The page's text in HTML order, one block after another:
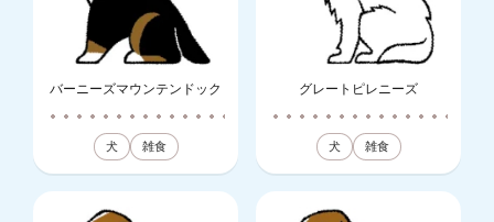
バーニーズマウンテンドック
犬 雑食
グレートピレニーズ
犬 雑食